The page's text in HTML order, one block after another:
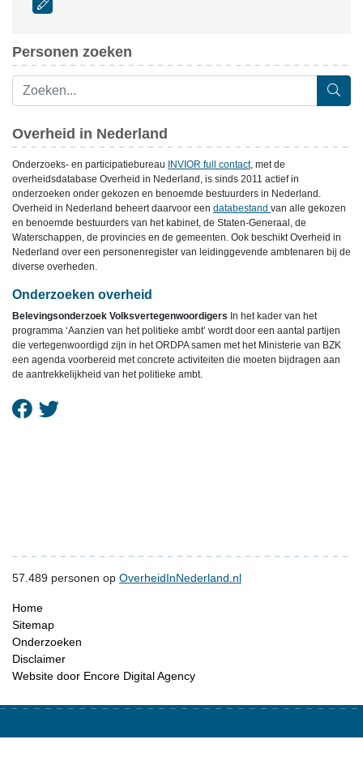
Personen zoeken
Overheid in Nederland
Onderzoeks- en participatiebureau INVIOR full contact, met de
overheidsdatabase Overheid in Nederland, is sinds 2011 actief in
onderzoeken onder gekozen en benoemde bestuurders in Nederland.
Overheid in Nederland beheert daarvoor een databestand van alle gekozen
en benoemde bestuurders van het kabinet, de Staten-Generaal, de
Waterschappen, de provincies en de gemeenten. Ook beschikt Overheid in
Nederland over een personenregister van leidinggevende ambtenaren bij de
diverse overheden.
Onderzoeken overheid
Belevingsonderzoek Volksvertegenwoordigers In het kader van het
programma ‘Aanzien van het politieke ambt’ wordt door een aantal partijen
die vertegenwoordigd zijn in het ORDPA samen met het Ministerie van BZK
een agenda voorbereid met concrete activiteiten die moeten bijdragen aan
de aantrekkelijkheid van het politieke ambt.
57.489 personen op OverheidInNederland.nl
Home
Sitemap
Onderzoeken
Disclaimer
Website door Encore Digital Agency